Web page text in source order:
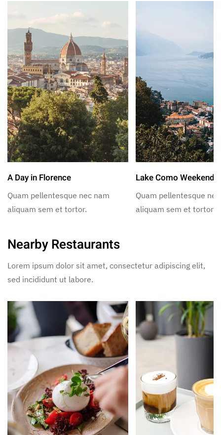
A Day in Florence
Quam pellentesque nec nam
aliquam sem et tortor.
Lake Como Weekend
Quam pellentesque
aliquam sem et tortor.
Nearby Restaurants
Lorem ipsum dolor sit amet, consectetur adipiscing elit,
sed incididunt ut labore.